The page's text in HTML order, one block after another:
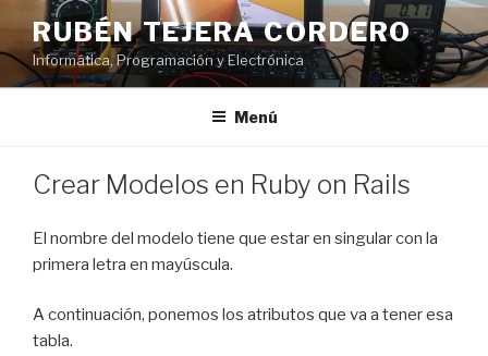
contenido
RUBÉN TEJERA CORDERO
Informática, Programación y Electrónica
Menú
PUBLICADO
EL
Crear Modelos en Ruby on Rails
El nombre del modelo tiene que estar en singular con la
primera letra en mayúscula.
A continuación, ponemos los atributos que va a tener esa
tabla.